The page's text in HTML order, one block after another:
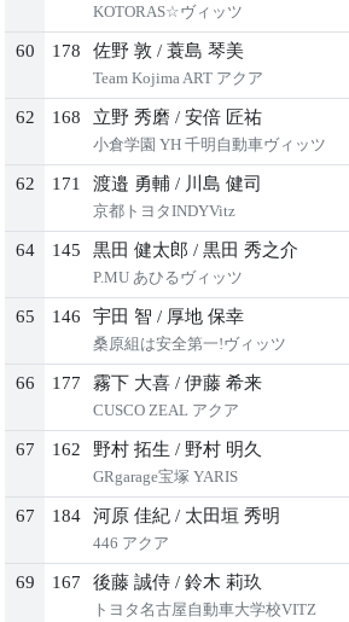
KOTORAS☆ヴィッツ
60 178 佐野 敦 / 蓑島 琴美
Team Kojima ART アクア
62 168 立野 秀磨 / 安倍 匠祐
小倉学園 YH 千明自動車ヴィッツ
62 171 渡邉 勇輔 / 川島 健司
京都トヨタINDYVitz
64 145 黒田 健太郎 / 黒田 秀之介
P.MU あひるヴィッツ
65 146 宇田 智 / 厚地 保幸
桑原組は安全第一!ヴィッツ
66 177 霧下 大喜 / 伊藤 希来
CUSCO ZEAL アクア
67 162 野村 拓生 / 野村 明久
GRgarage宝塚 YARIS
67 184 河原 佳紀 / 太田垣 秀明
446 アクア
69 167 後藤 誠侍 / 鈴木 莉玖
トヨタ名古屋自動車大学校VITZ